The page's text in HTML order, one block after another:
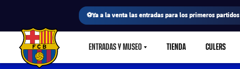
⚽Ya a la venta las entradas para los primeros partidos
FC Barcelona club badge ENTRADAS Y MUSEOLABEL.SHARE.CARETDOWN
TIENDA CULERS